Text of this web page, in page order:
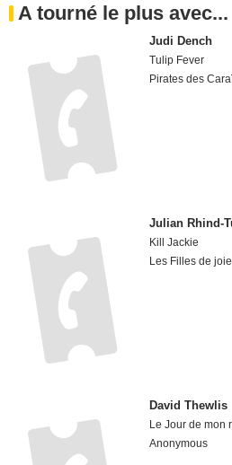
A tourné le plus avec...
Judi Dench
Tulip Fever
Pirates des
Julian Rhind-
Kill Jackie
Les Filles de joie
David Thewlis
Le Jour de mon
Anonymous